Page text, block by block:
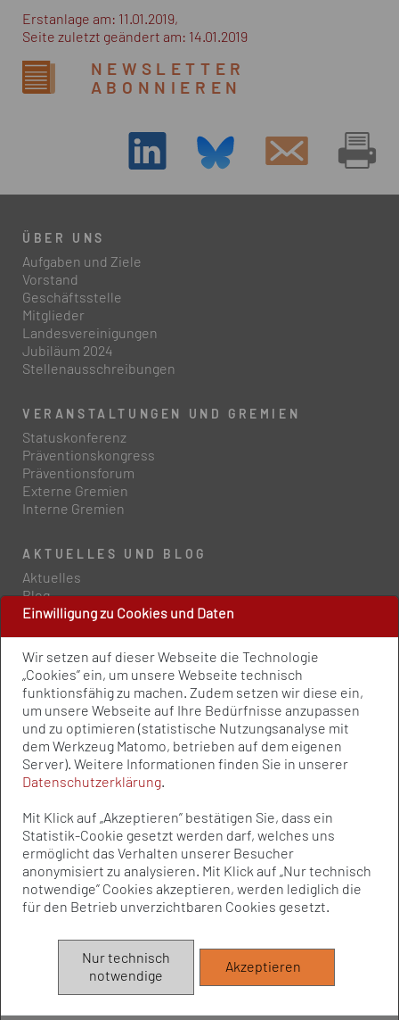
Einwilligung zu Cookies und Daten
Wir setzen auf dieser Webseite die Technologie
„Cookies” ein, um unsere Webseite technisch
funktionsfähig zu machen. Zudem setzen wir diese ein,
um unsere Webseite auf Ihre Bedürfnisse anzupassen
und zu optimieren (statistische Nutzungsanalyse mit
dem Werkzeug Matomo, betrieben auf dem eigenen
Server). Weitere Informationen finden Sie in unserer
Datenschutzerklärung.
Mit Klick auf „Akzeptieren” bestätigen Sie, dass ein
Statistik-Cookie gesetzt werden darf, welches uns
ermöglicht das Verhalten unserer Besucher
anonymisiert zu analysieren. Mit Klick auf „Nur technisch
notwendige” Cookies akzeptieren, werden lediglich die
für den Betrieb unverzichtbaren Cookies gesetzt.
Nur technisch
notwendige
Akzeptieren
Erstanlage am: 11.01.2019,
Seite zuletzt geändert am: 14.01.2019
NEWSLETTER
ABONNIEREN
ÜBER UNS
Aufgaben und Ziele
Vorstand
Geschäftsstelle
Mitglieder
Landesvereinigungen
Jubiläum 2024
Stellenausschreibungen
VERANSTALTUNGEN UND GREMIEN
Statuskonferenz
Präventionskongress
Präventionsforum
Externe Gremien
Interne Gremien
AKTUELLES UND BLOG
Aktuelles
Blog
PRESSE UND PUBLIKATIONEN
Policy Paper
Pressemitteilungen
Publikationen
Newsletter
Kontakt
Impressum
Qualitätsstandards
Sitemap
© Bundesvereinigung Prävention und
Die Bundesvereinigung Prävention und Gesundheitsförderung e.V.
(BVPG) wird aufgrund eines Beschlusses des Bundestages vom
Bundesministerium für Gesundheit institutionell gefördert.